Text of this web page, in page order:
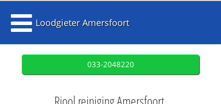
Loodgieter Amersfoort
033-2048220